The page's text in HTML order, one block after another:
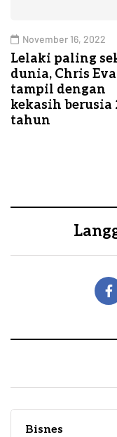
November 16, 2022
Lelaki paling
dunia, Chris
tampil dengan
kekasih berusia
tahun
Bisnes